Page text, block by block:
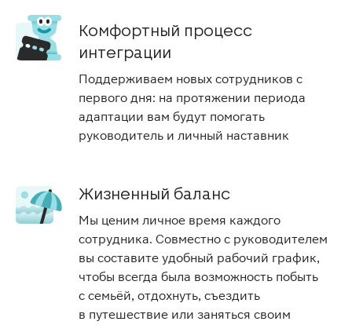
Комфортный процесс
интеграции
Поддерживаем новых сотрудников с
первого дня: на протяжении периода
адаптации вам будут помогать
руководитель и личный наставник
Жизненный баланс
Мы ценим личное время каждого
сотрудника. Совместно с руководителем
вы составите удобный рабочий график,
чтобы всегда была возможность побыть
с семьёй, отдохнуть, съездить
в путешествие или заняться своим